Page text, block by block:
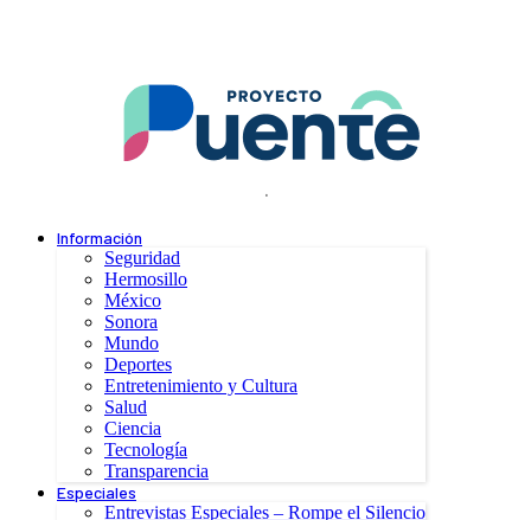
.
Información
Seguridad
Hermosillo
México
Sonora
Mundo
Deportes
Entretenimiento y Cultura
Salud
Ciencia
Tecnología
Transparencia
Especiales
Entrevistas Especiales – Rompe el Silencio